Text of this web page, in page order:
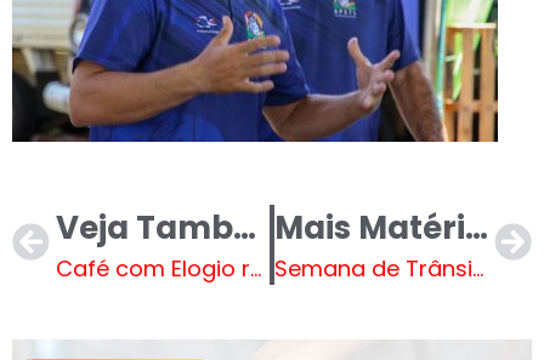
Veja Também
Café com Elogio reconhece valor de funcionários da saúde
Mais Matérias
Semana de Trânsito encerra com sucesso e abre caminho para o Maio Amarelo